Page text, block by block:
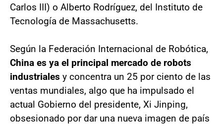
Carlos III) o Alberto Rodríguez, del Instituto de
Tecnología de Massachusetts.
Según la Federación Internacional de Robótica,
China es ya el principal mercado de robots
industriales y concentra un 25 por ciento de las
ventas mundiales, algo que ha impulsado el
actual Gobierno del presidente, Xi Jinping,
obsesionado por dar una nueva imagen de país